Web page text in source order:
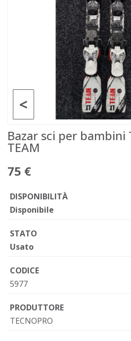
<
Bazar sci per bambini
TEAM
75 €
DISPONIBILITÀ
Disponibile
STATO
Usato
CODICE
5977
PRODUTTORE
TECNOPRO